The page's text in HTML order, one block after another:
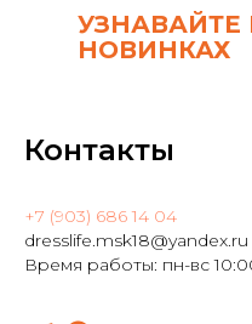
НОВИНКАХ
Контакты
+7 (903) 686 14 04
dresslife.msk18@yandex.ru
Время работы: пн-вс